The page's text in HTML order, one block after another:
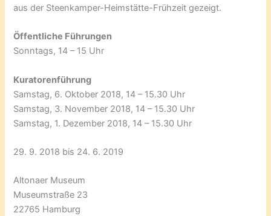
aus der Steenkamper-Heimstätte-Frühzeit gezeigt.
Öffentliche Führungen
Sonntags, 14 – 15 Uhr
Kuratorenführung
Samstag, 6. Oktober 2018, 14 – 15.30 Uhr
Samstag, 3. November 2018, 14 – 15.30 Uhr
Samstag, 1. Dezember 2018, 14 – 15.30 Uhr
29. 9. 2018 bis 24. 6. 2019
Altonaer Museum
Museumstraße 23
22765 Hamburg